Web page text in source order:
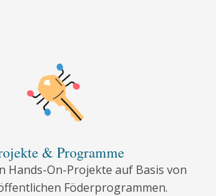
& Programme
Hands-On-Projekte auf Basis von
Föderprogrammen.